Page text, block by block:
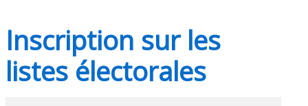
Inscription sur les
listes électorales